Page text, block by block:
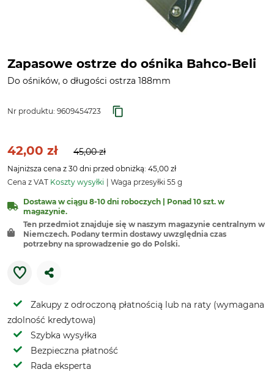
Zapasowe ostrze do ośnika Bahco-Beli
Do ośników, o długości ostrza 188mm
Nr produktu: 9609454723
42,00 zł 45,00 zł
Najniższa cena z 30 dni przed obniżką: 45,00 zł
Cena z VAT Koszty wysyłki Waga przesyłki 55 g
Dostawa w ciągu 8-10 dni roboczych | Ponad 10 szt. w
magazynie.
Ten przedmiot znajduje się w naszym magazynie centralnym w
Niemczech. Podany termin dostawy uwzględnia czas
potrzebny na sprowadzenie go do Polski.
Zakupy z odroczoną płatnością lub na raty (wymagana
zdolność kredytowa)
Szybka wysyłka
Bezpieczna płatność
Rada eksperta